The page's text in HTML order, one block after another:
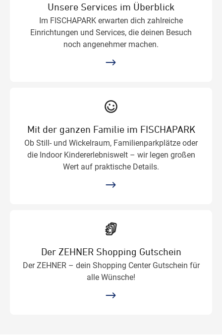
Unsere Services im Überblick
Im FISCHAPARK erwarten dich zahlreiche
Einrichtungen und Services, die deinen Besuch
noch angenehmer machen.
Mit der ganzen Familie im FISCHAPARK
Ob Still- und Wickelraum, Familienparkplätze oder
die Indoor Kindererlebniswelt – wir legen großen
Wert auf praktische Details.
Der ZEHNER Shopping Gutschein
Der ZEHNER – dein Shopping Center Gutschein für
alle Wünsche!